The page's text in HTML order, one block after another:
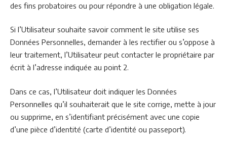
des fins probatoires ou pour répondre à une obligation légale.
Si l’Utilisateur souhaite savoir comment le site utilise ses
Données Personnelles, demander à les rectifier ou s’oppose à
leur traitement, l’Utilisateur peut contacter le propriétaire par
écrit à l’adresse indiquée au point 2.
Dans ce cas, l’Utilisateur doit indiquer les Données
Personnelles qu’il souhaiterait que le site corrige, mette à jour
ou supprime, en s’identifiant précisément avec une copie
d’une pièce d’identité (carte d’identité ou passeport).